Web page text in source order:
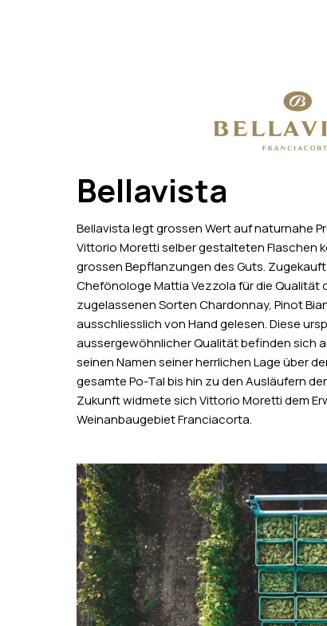
Bellavista
Bellavista legt grossen Wert auf naturnahe
Vittorio Moretti selber gestalteten Flaschen
grossen Bepflanzungen des Guts.
Chefönologe Mattia Vezzola für die Qualität
zugelassenen Sorten Chardonnay, Pinot
ausschliesslich von Hand gelesen. Diese
aussergewöhnlicher Qualität befinden sich
seinen Namen seiner herrlichen Lage über
gesamte Po-Tal bis hin zu den Ausläufern
Zukunft widmete sich Vittorio Moretti dem
Weinanbaugebiet Franciacorta.